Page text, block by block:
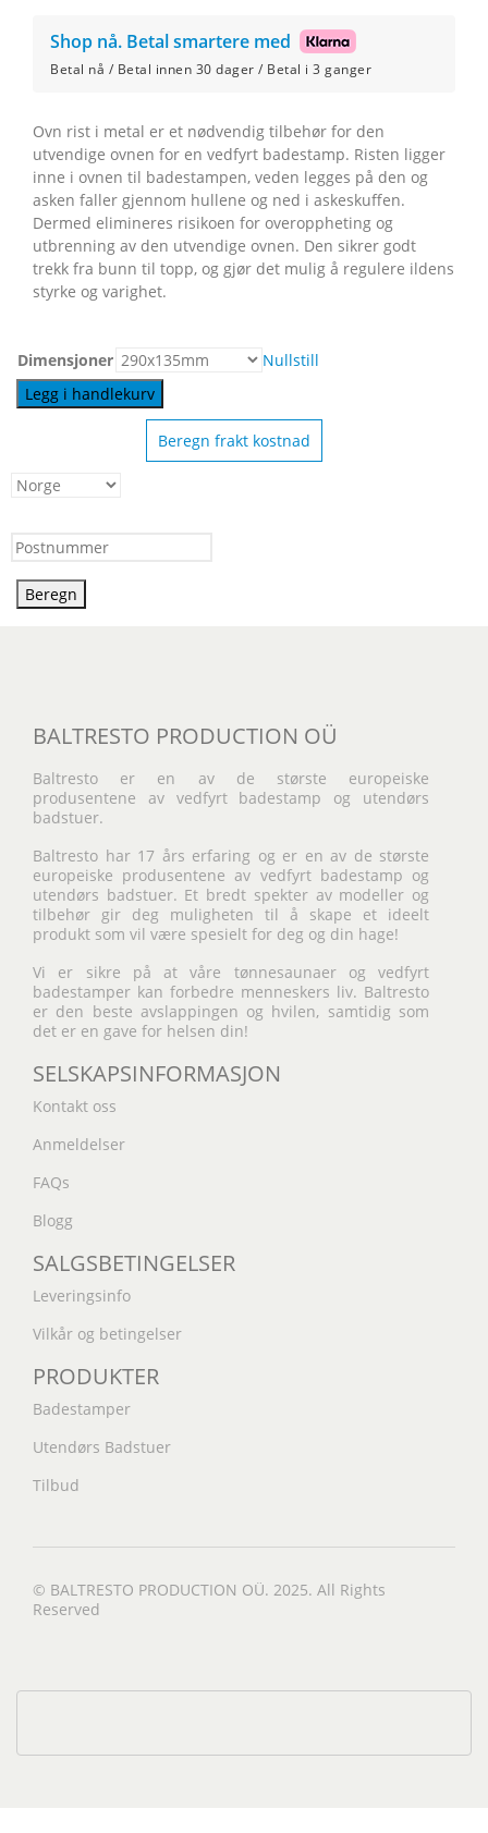
Shop nå. Betal smartere med
Betal nå / Betal innen 30 dager / Betal i 3 ganger
Ovn rist i metal er et nødvendig tilbehør for den
utvendige ovnen for en vedfyrt badestamp. Risten ligger
inne i ovnen til badestampen, veden legges på den og
asken faller gjennom hullene og ned i askeskuffen.
Dermed elimineres risikoen for overoppheting og
utbrenning av den utvendige ovnen. Den sikrer godt
trekk fra bunn til topp, og gjør det mulig å regulere ildens
styrke og varighet.
Dimensjoner
Nullstill
Legg i handlekurv
Beregn frakt kostnad
Beregn
BALTRESTO PRODUCTION OÜ
Baltresto er en av de største europeiske
produsentene av vedfyrt badestamp og utendørs
badstuer.
Baltresto har 17 års erfaring og er en av de største
europeiske produsentene av vedfyrt badestamp og
utendørs badstuer. Et bredt spekter av modeller og
tilbehør gir deg muligheten til å skape et ideelt
produkt som vil være spesielt for deg og din hage!
Vi er sikre på at våre tønnesaunaer og vedfyrt
badestamper kan forbedre menneskers liv. Baltresto
er den beste avslappingen og hvilen, samtidig som
det er en gave for helsen din!
SELSKAPSINFORMASJON
Kontakt oss
Anmeldelser
FAQs
Blogg
SALGSBETINGELSER
Leveringsinfo
Vilkår og betingelser
PRODUKTER
Badestamper
Utendørs Badstuer
Tilbud
© BALTRESTO PRODUCTION OÜ. 2025. All Rights
Reserved